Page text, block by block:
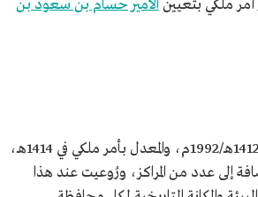
الأمير حسام بن سعود بن
يتبع إمارةَ المنطقةِ تسع محافظات، وبحسب نظام المناطق الصادر في عام 1412هـ/1992م، والمعدل بأمر ملكي في 1414هـ،
إلى عدد من المراكز، ورُوعيت عند هذا